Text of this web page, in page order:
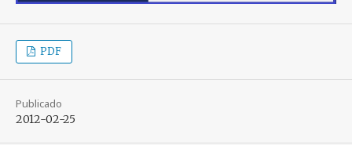
PDF
Publicado
2012-02-25